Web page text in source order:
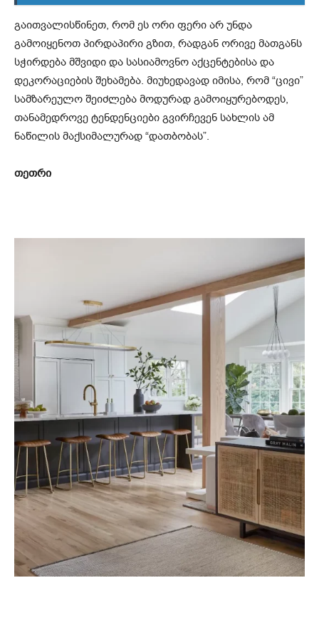
გაითვალისწინეთ, რომ ეს ორი ფერი არ უნდა
გამოიყენოთ პირდაპირი გზით, რადგან ორივე მათგანს
სჭირდება მშვიდი და სასიამოვნო აქცენტებისა და
დეკორაციების შეხამება. მიუხედავად იმისა, რომ “ცივი”
სამზარეულო შეიძლება მოდურად გამოიყურებოდეს,
თანამედროვე ტენდენციები გვირჩევენ სახლის ამ
ნაწილის მაქსიმალურად “დათბობას”.
თეთრი